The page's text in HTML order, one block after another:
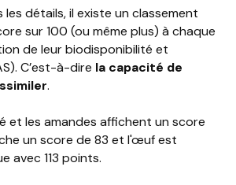
détails, il existe un classement
sur 100 (ou même plus) à chaque
de leur biodisponibilité et
C’est-à-dire la capacité de
.
et les amandes affichent un score
un score de 83 et l'œuf est
avec 113 points.